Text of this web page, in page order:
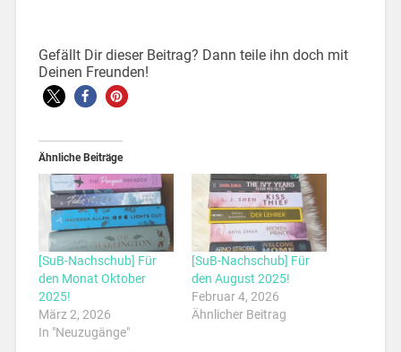
Gefällt Dir dieser Beitrag? Dann teile ihn doch mit
Deinen Freunden!
Ähnliche Beiträge
[SuB-Nachschub] Für
den Monat Oktober
2025!
März 2, 2026
In "Neuzugänge"
[SuB-Nachschub] Für
den August 2025!
Februar 4, 2026
Ähnlicher Beitrag